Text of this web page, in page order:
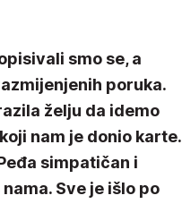
smo se, a
poruka.
želju da idemo
nam je donio karte.
simpatičan i
Sve je išlo po